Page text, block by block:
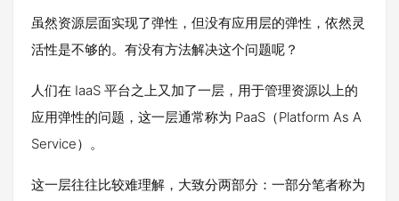
虽然资源层面实现了弹性，但没有应用层的弹性，依然灵
活性是不够的。有没有方法解决这个问题呢？
人们在 IaaS 平台之上又加了一层，用于管理资源以上的
应用弹性的问题，这一层通常称为 PaaS（Platform As A
Service）。
这一层往往比较难理解，大致分两部分：一部分笔者称为